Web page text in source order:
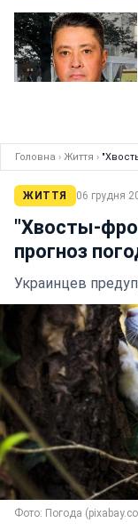
Головна › Життя ›
ЖИТТЯ 06 грудня
"Хвосты-
прогноз
Украинцев
Фото: Погода